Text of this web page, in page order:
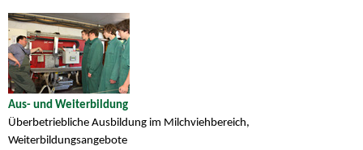
Aus- und Weiterbildung
Überbetriebliche Ausbildung im Milchviehbereich,
Weiterbildungsangebote